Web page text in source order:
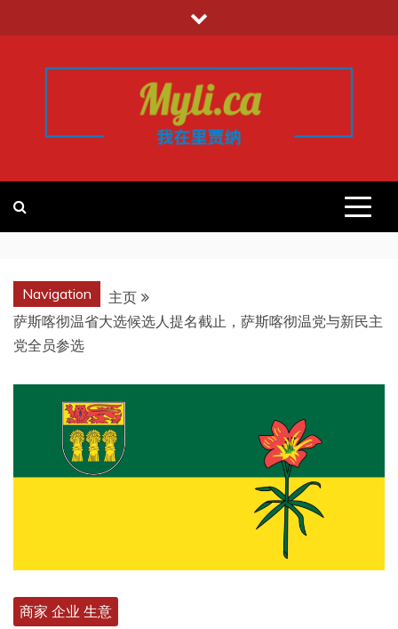
至
我的里贾纳
REGINA
Navigation
主页
萨斯喀彻温省大选候选人提名截止，萨斯喀彻温党与新民主
党全员参选
商家 企业 生意